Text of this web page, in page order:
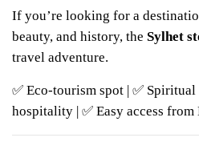
If you’re looking for a
beauty, and history, the Sylhet
travel adventure.
✅ Eco-tourism spot | ✅
hospitality | ✅ Easy access